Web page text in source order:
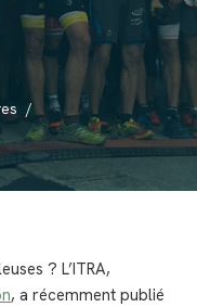
? L’ITRA,
, a récemment publié